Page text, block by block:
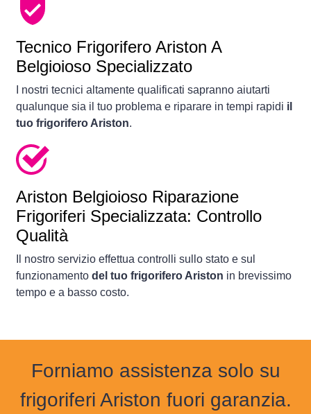
Tecnico Frigorifero Ariston A
Belgioioso Specializzato
I nostri tecnici altamente qualificati sapranno aiutarti
qualunque sia il tuo problema e riparare in tempi rapidi il
tuo frigorifero Ariston.
Ariston Belgioioso Riparazione
Frigoriferi Specializzata: Controllo
Qualità
Il nostro servizio effettua controlli sullo stato e sul
funzionamento del tuo frigorifero Ariston in brevissimo
tempo e a basso costo.
Forniamo assistenza solo su
frigoriferi Ariston fuori garanzia.